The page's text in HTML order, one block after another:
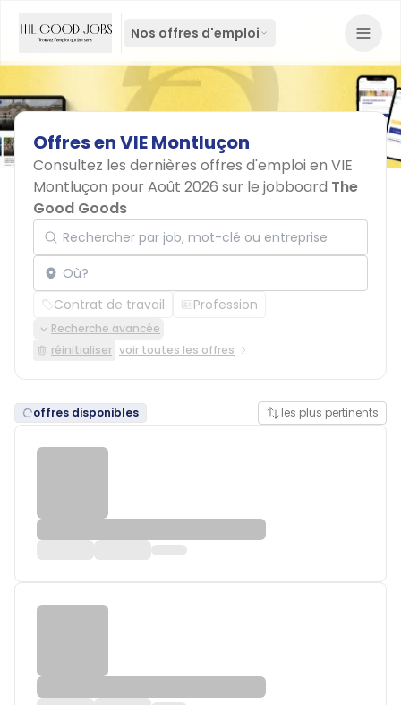
Nos offres d'emploi
OffresenVIEMontluçon
Consultez les dernières offres d'emploi en VIE
Montluçon pour Août 2026 sur le jobboard The
Good Goods
Rechercher par job, mot-clé ou entreprise
Localisation
Contrat de travail Profession
Recherche avancée
réinitialiser voir toutes les offres
offres disponibles les plus pertinents